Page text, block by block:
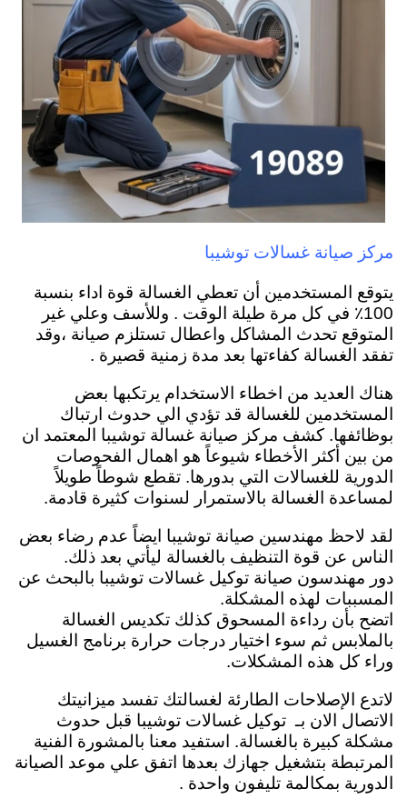
مركز صيانة غسالات توشيبا
يتوقع المستخدمين أن تعطي الغسالة قوة اداء بنسبة
100٪ في كل مرة طيلة الوقت . وللأسف وعلي غير
المتوقع تحدث المشاكل واعطال تستلزم صيانة ،وقد
تفقد الغسالة كفاءتها بعد مدة زمنية قصيرة .
هناك العديد من اخطاء الاستخدام يرتكبها بعض
المستخدمين للغسالة قد تؤدي الي حدوث ارتباك
بوظائفها. كشف مركز صيانة غسالة توشيبا المعتمد ان
من بين أكثر الأخطاء شيوعاً هو اهمال الفحوصات
الدورية للغسالات التي بدورها. تقطع شوطاً طويلاً
لمساعدة الغسالة بالاستمرار لسنوات كثيرة قادمة.
لقد لاحظ مهندسين صيانة توشيبا ايضاً عدم رضاء بعض
الناس عن قوة التنظيف بالغسالة ليأتي بعد ذلك.
دور مهندسون صيانة توكيل غسالات توشيبا بالبحث عن
المسببات لهذه المشكلة.
اتضح بأن رداءة المسحوق كذلك تكديس الغسالة
بالملابس ثم سوء اختيار درجات حرارة برنامج الغسيل
وراء كل هذه المشكلات.
لاتدع الإصلاحات الطارئة لغسالتك تفسد ميزانيتك
الاتصال الان بـ توكيل غسالات توشيبا قبل حدوث
مشكلة كبيرة بالغسالة. استفيد معنا بالمشورة الفنية
المرتبطة بتشغيل جهازك بعدها اتفق علي موعد الصيانة
الدورية بمكالمة تليفون واحدة .